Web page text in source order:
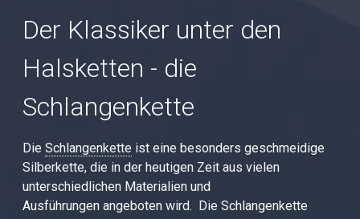
Der Klassiker unter den
Halsketten - die
Schlangenkette
DieSchlangenkette ist eine besonders geschmeidige
Silberkette, die in der heutigen Zeit aus vielen
unterschiedlichen Materialien und
Ausführungen angeboten wird. Die Schlangenkette